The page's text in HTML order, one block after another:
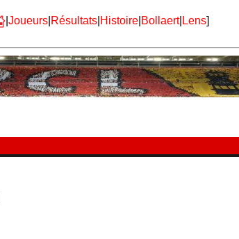
| Joueurs| Résultats| Histoire| Bollaert| Lens]